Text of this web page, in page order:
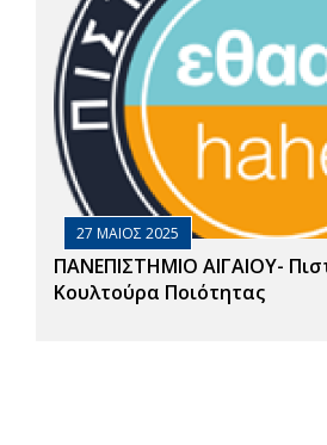
27 ΜΑΙΟΣ 2025
ΠΑΝΕΠΙΣΤΗΜΙΟ ΑΙΓΑΙΟΥ-
Κουλτούρα Ποιότητας